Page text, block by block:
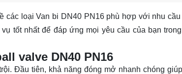
các loại Van bi DN40 PN16 phù hợp với nhu
tốt nhất để đáp ứng mọi yêu cầu của bạn
valve DN40 PN16
Đầu tiên, khả năng đóng mở nhanh chóng